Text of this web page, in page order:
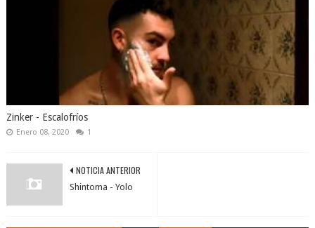
Zinker - Escalofríos
Enero 08, 2020 1
NOTICIA ANTERIOR
Shintoma - Yolo